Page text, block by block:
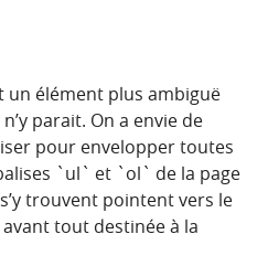
un élément plus ambiguë
n’y parait. On a envie de
pour envelopper toutes
`ul` et `ol` de la page
trouvent pointent vers le
tout destinée à la